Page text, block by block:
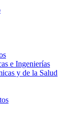
e Ingenierías
y de la Salud